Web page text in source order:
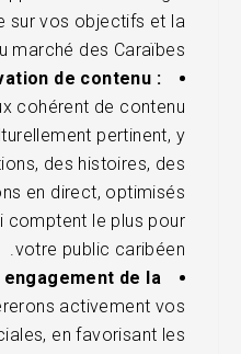
sur vos objectifs et la
marché des Caraïbes.
de contenu :
cohérent de contenu
pertinent, y
des histoires, des
en direct, optimisés
comptent le plus pour
votre public caribéen.
de la
activement vos
en favorisant les